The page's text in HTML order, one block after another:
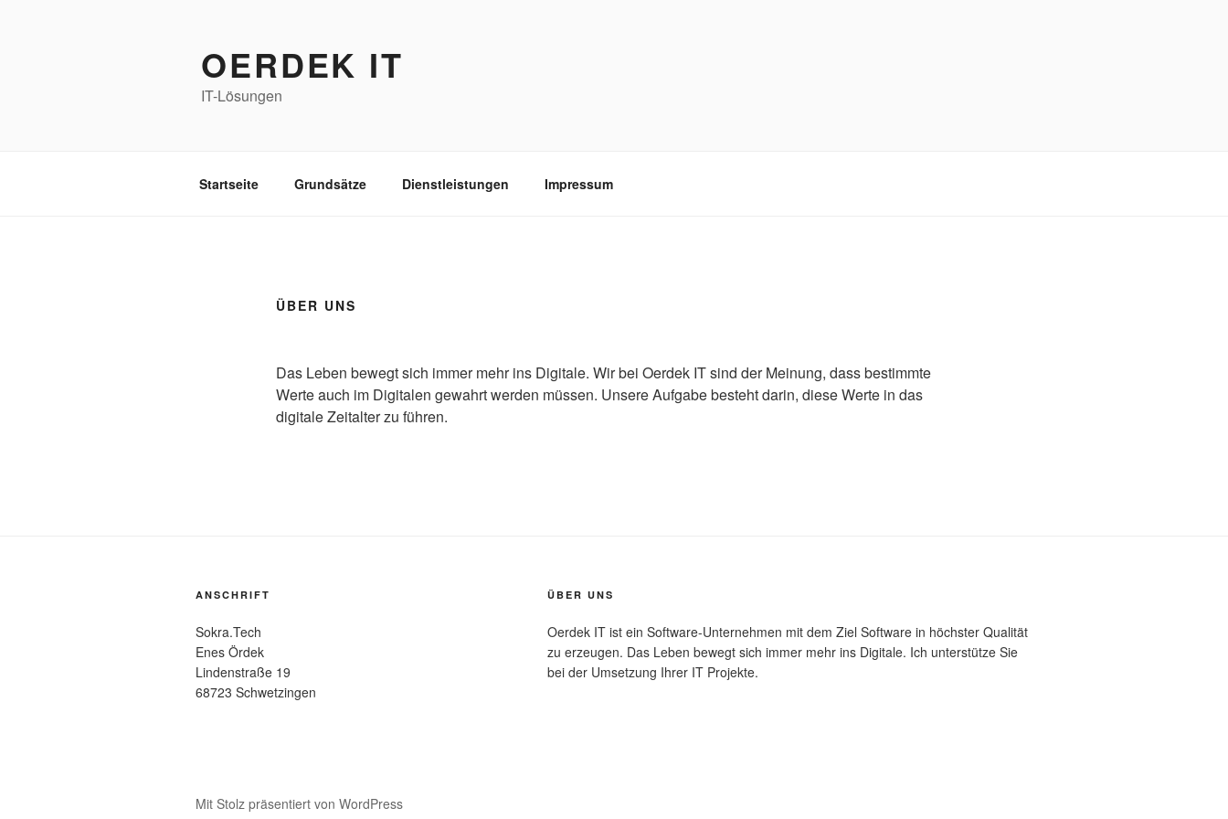
OERDEK IT
IT-Lösungen
Startseite Grundsätze Dienstleistungen Impressum
ÜBER UNS
Das Leben bewegt sich immer mehr ins Digitale. Wir bei Oerdek IT sind der Meinung, dass bestimmte
Werte auch im Digitalen gewahrt werden müssen. Unsere Aufgabe besteht darin, diese Werte in das
digitale Zeitalter zu führen.
ANSCHRIFT
Sokra.Tech
Enes Ördek
Lindenstraße 19
68723 Schwetzingen
ÜBER UNS
Oerdek IT ist ein Software-Unternehmen mit dem Ziel Software in höchster Qualität
zu erzeugen. Das Leben bewegt sich immer mehr ins Digitale. Ich unterstütze Sie
bei der Umsetzung Ihrer IT Projekte.
Mit Stolz präsentiert von WordPress